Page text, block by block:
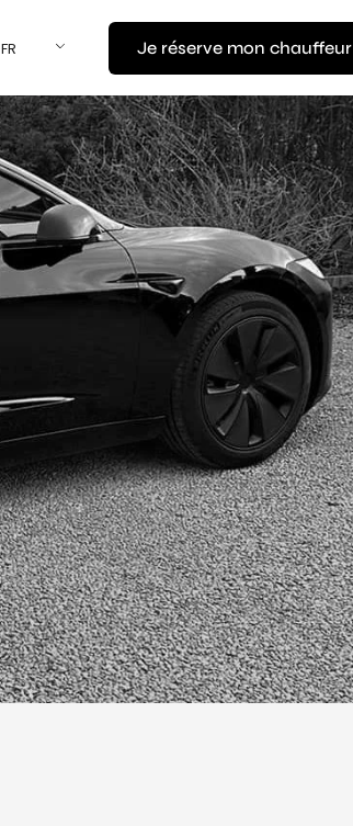
FR Je réserve mon chauffeur